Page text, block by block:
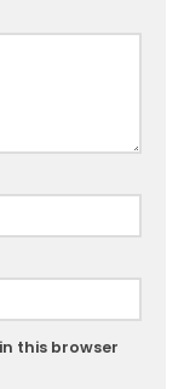
this browser